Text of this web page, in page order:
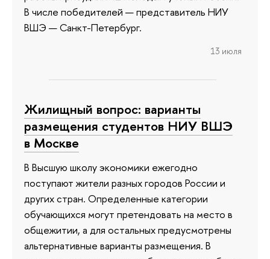
В числе победителей — представитель НИУ
ВШЭ — Санкт-Петербург.
13 июля
Жилищный вопрос: варианты
размещения студентов НИУ ВШЭ
в Москве
В Высшую школу экономики ежегодно
поступают жители разных городов России и
других стран. Определенные категории
обучающихся могут претендовать на место в
общежитии, а для остальных предусмотрены
альтернативные варианты размещения. В